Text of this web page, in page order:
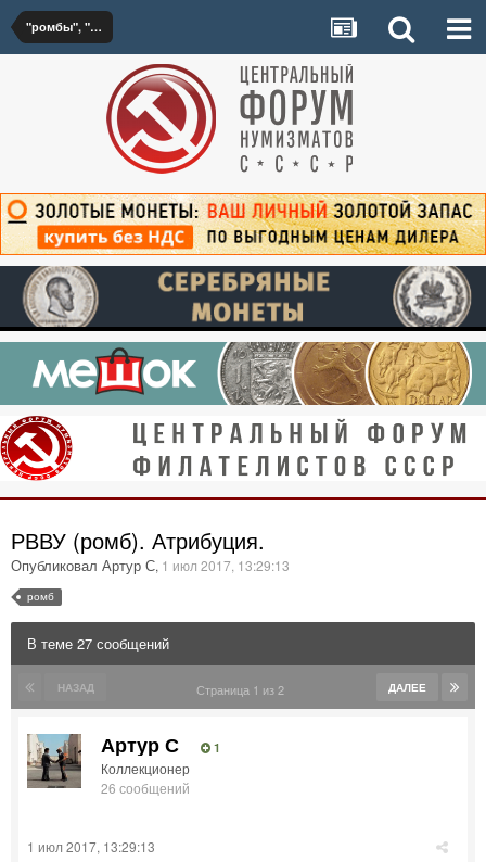
"ромбы", "гробики" и т.д.
РВВУ (ромб). Атрибуция.
Опубликовал Артур С, 1 июл 2017, 13:29:13
ромб
В теме 27 сообщений
НАЗАД ДАЛЕЕ
Страница 1 из 2
Артур С 1
Коллекционер
26 сообщений
1 июл 2017, 13:29:13